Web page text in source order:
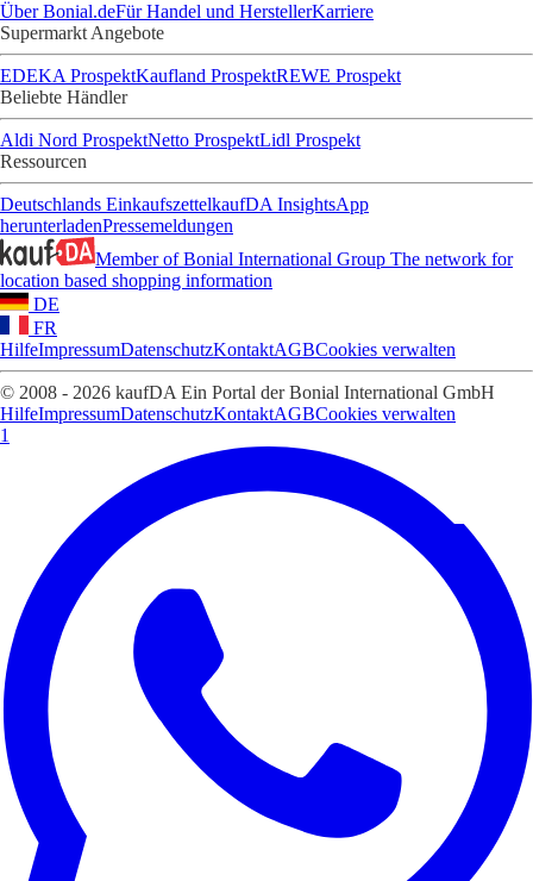
Über Bonial.deFür Handel und HerstellerKarriere
Supermarkt Angebote
EDEKA ProspektKaufland ProspektREWE Prospekt
Beliebte Händler
Aldi Nord ProspektNetto ProspektLidl Prospekt
Ressourcen
Deutschlands EinkaufszettelkaufDA InsightsApp
herunterladenPressemeldungen
Member of Bonial International Group The network for
location based shopping information
DE
FR
HilfeImpressumDatenschutzKontaktAGBCookies verwalten
© 2008 - 2026 kaufDA Ein Portal der Bonial International GmbH
HilfeImpressumDatenschutzKontaktAGBCookies verwalten
1